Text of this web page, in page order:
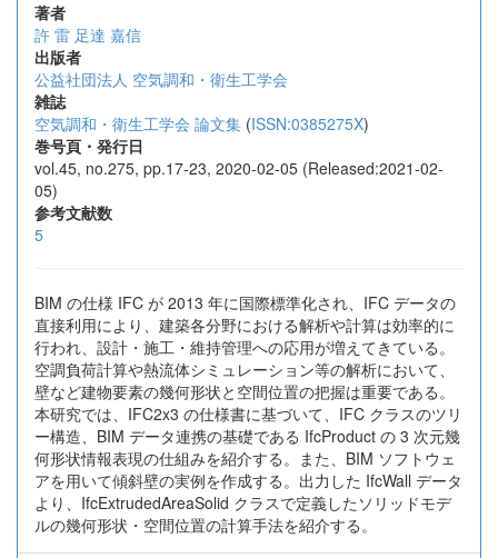
著者
許 雷 足達 嘉信
出版者
公益社団法人 空気調和・衛生工学会
雑誌
空気調和・衛生工学会 論文集 (ISSN:0385275X)
巻号頁・発行日
vol.45, no.275, pp.17-23, 2020-02-05 (Released:2021-02-
05)
参考文献数
5
BIM の仕様 IFC が 2013 年に国際標準化され、IFC データの
直接利用により、建築各分野における解析や計算は効率的に
行われ、設計・施工・維持管理への応用が増えてきている。
空調負荷計算や熱流体シミュレーション等の解析において、
壁など建物要素の幾何形状と空間位置の把握は重要である。
本研究では、IFC2x3 の仕様書に基づいて、IFC クラスのツリ
ー構造、BIM データ連携の基礎である IfcProduct の 3 次元幾
何形状情報表現の仕組みを紹介する。また、BIM ソフトウェ
アを用いて傾斜壁の実例を作成する。出力した IfcWall データ
より、IfcExtrudedAreaSolid クラスで定義したソリッドモデ
ルの幾何形状・空間位置の計算手法を紹介する。